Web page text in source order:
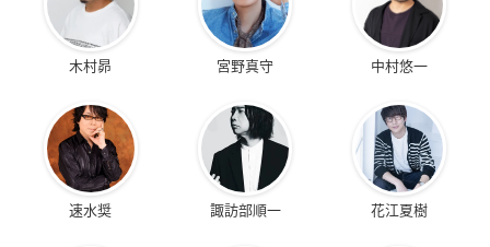
木村昴 宮野真守 中村悠一
速水奨 諏訪部順一 花江夏樹